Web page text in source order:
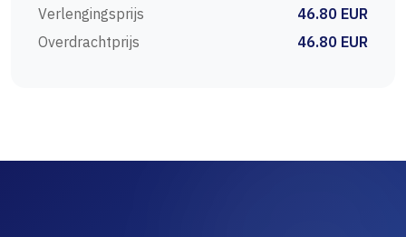
Verlengingsprijs
46.80 EUR
Overdrachtprijs
46.80 EUR